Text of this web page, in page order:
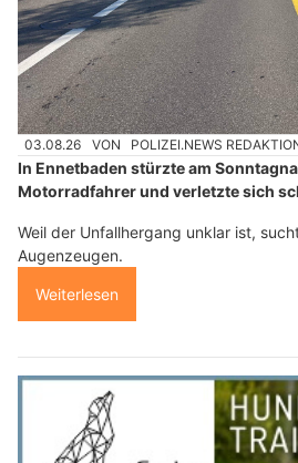
03.08.26 VON POLIZEI.NEWS
In Ennetbaden stürzte am
Motorradfahrer und verletzte sich
Weil der Unfallhergang unklar ist,
Augenzeugen.
Weiterlesen